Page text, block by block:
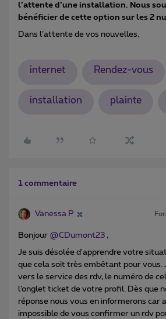
l’attente d’une installation. Nous
bénéficier de cette option sur les 2
Dans l’attente de vos nouvelles,
internet Rendez-vous
installation plainte
1 commentaire
Vanessa P
Bonjour @CDumont23 ,
Je suis désolée d'apprendre votre
que cela soit très embêtant pour vous.
vers le service des rdv, le numéro de
l’onglet ticket de votre profil. Dès que
réponse nous vous en informerons car
impossible de vous confirmer un rdv